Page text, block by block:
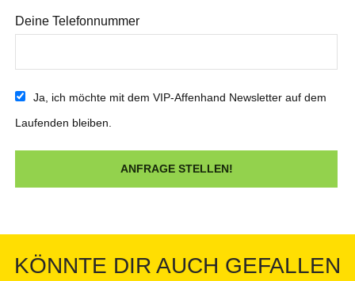
Deine Telefonnummer
Ja, ich möchte mit dem VIP-Affenhand Newsletter auf dem
Laufenden bleiben.
KÖNNTE DIR AUCH GEFALLEN